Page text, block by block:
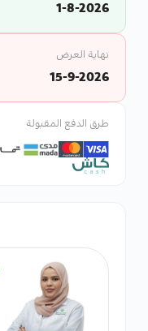
1-8-2026
نهاية العرض
15-9-2026
طرق الدفع المقبولة